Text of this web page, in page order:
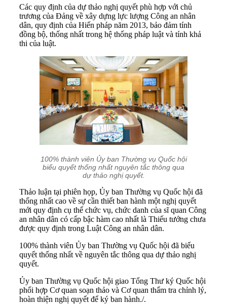
Các quy định của dự thảo nghị quyết phù hợp với chủ
trương của Đảng về xây dựng lực lượng Công an nhân
dân, quy định của Hiến pháp năm 2013, bảo đảm tính
đồng bộ, thống nhất trong hệ thống pháp luật và tính khả
thi của luật.
100% thành viên Ủy ban Thường vụ Quốc hội
biểu quyết thống nhất nguyên tắc thông qua
dự thảo nghị quyết.
Thảo luận tại phiên họp, Ủy ban Thường vụ Quốc hội đã
thống nhất cao về sự cần thiết ban hành một nghị quyết
mới quy định cụ thể chức vụ, chức danh của sĩ quan Công
an nhân dân có cấp bậc hàm cao nhất là Thiếu tướng chưa
được quy định trong Luật Công an nhân dân.
100% thành viên Ủy ban Thường vụ Quốc hội đã biểu
quyết thống nhất về nguyên tắc thông qua dự thảo nghị
quyết.
Ủy ban Thường vụ Quốc hội giao Tổng Thư ký Quốc hội
phối hợp Cơ quan soạn thảo và Cơ quan thẩm tra chỉnh lý,
hoàn thiện nghị quyết để ký ban hành./.